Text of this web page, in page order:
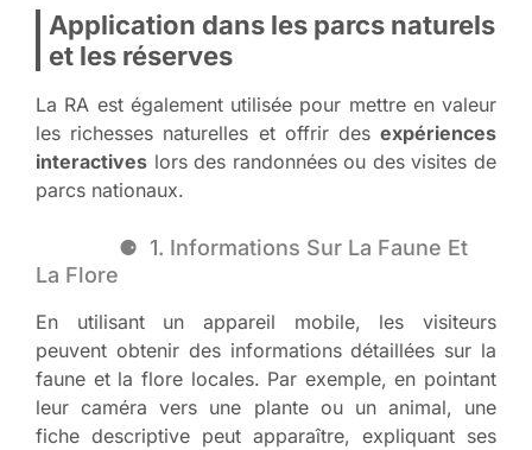
Application dans les parcs naturels
et les réserves
La RA est également utilisée pour mettre en valeur
les richesses naturelles et offrir des expériences
interactives lors des randonnées ou des visites de
parcs nationaux.
1. Informations Sur La Faune Et
La Flore
En utilisant un appareil mobile, les visiteurs
peuvent obtenir des informations détaillées sur la
faune et la flore locales. Par exemple, en pointant
leur caméra vers une plante ou un animal, une
fiche descriptive peut apparaître, expliquant ses